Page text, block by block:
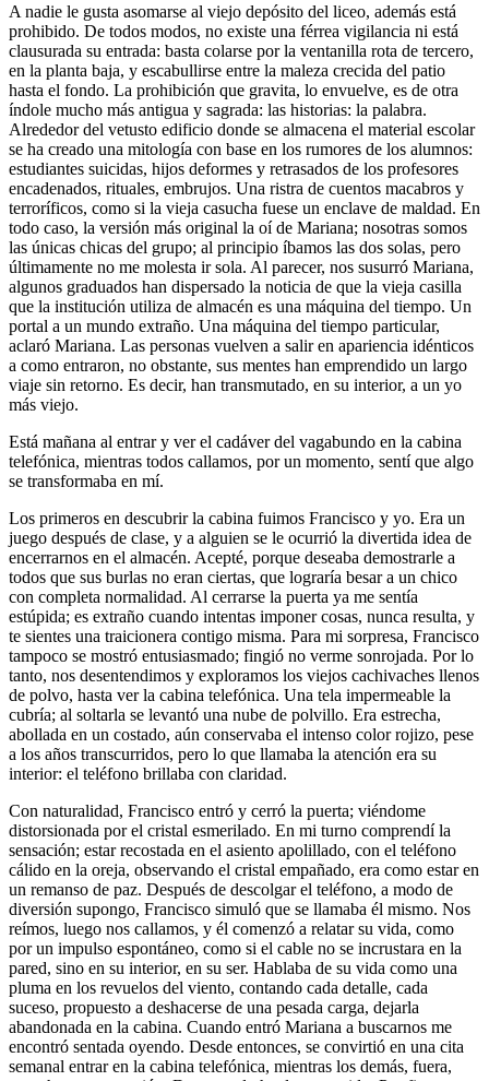
A nadie le gusta asomarse al viejo depósito del liceo, además está
prohibido. De todos modos, no existe una férrea vigilancia ni está
clausurada su entrada: basta colarse por la ventanilla rota de tercero,
en la planta baja, y escabullirse entre la maleza crecida del patio
hasta el fondo. La prohibición que gravita, lo envuelve, es de otra
índole mucho más antigua y sagrada: las historias: la palabra.
Alrededor del vetusto edificio donde se almacena el material escolar
se ha creado una mitología con base en los rumores de los alumnos:
estudiantes suicidas, hijos deformes y retrasados de los profesores
encadenados, rituales, embrujos. Una ristra de cuentos macabros y
terroríficos, como si la vieja casucha fuese un enclave de maldad. En
todo caso, la versión más original la oí de Mariana; nosotras somos
las únicas chicas del grupo; al principio íbamos las dos solas, pero
últimamente no me molesta ir sola. Al parecer, nos susurró Mariana,
algunos graduados han dispersado la noticia de que la vieja casilla
que la institución utiliza de almacén es una máquina del tiempo. Un
portal a un mundo extraño. Una máquina del tiempo particular,
aclaró Mariana. Las personas vuelven a salir en apariencia idénticos
a como entraron, no obstante, sus mentes han emprendido un largo
viaje sin retorno. Es decir, han transmutado, en su interior, a un yo
más viejo.
Está mañana al entrar y ver el cadáver del vagabundo en la cabina
telefónica, mientras todos callamos, por un momento, sentí que algo
se transformaba en mí.
Los primeros en descubrir la cabina fuimos Francisco y yo. Era un
juego después de clase, y a alguien se le ocurrió la divertida idea de
encerrarnos en el almacén. Acepté, porque deseaba demostrarle a
todos que sus burlas no eran ciertas, que lograría besar a un chico
con completa normalidad. Al cerrarse la puerta ya me sentía
estúpida; es extraño cuando intentas imponer cosas, nunca resulta, y
te sientes una traicionera contigo misma. Para mi sorpresa, Francisco
tampoco se mostró entusiasmado; fingió no verme sonrojada. Por lo
tanto, nos desentendimos y exploramos los viejos cachivaches llenos
de polvo, hasta ver la cabina telefónica. Una tela impermeable la
cubría; al soltarla se levantó una nube de polvillo. Era estrecha,
abollada en un costado, aún conservaba el intenso color rojizo, pese
a los años transcurridos, pero lo que llamaba la atención era su
interior: el teléfono brillaba con claridad.
Con naturalidad, Francisco entró y cerró la puerta; viéndome
distorsionada por el cristal esmerilado. En mi turno comprendí la
sensación; estar recostada en el asiento apolillado, con el teléfono
cálido en la oreja, observando el cristal empañado, era como estar en
un remanso de paz. Después de descolgar el teléfono, a modo de
diversión supongo, Francisco simuló que se llamaba él mismo. Nos
reímos, luego nos callamos, y él comenzó a relatar su vida, como
por un impulso espontáneo, como si el cable no se incrustara en la
pared, sino en su interior, en su ser. Hablaba de su vida como una
pluma en los revuelos del viento, contando cada detalle, cada
suceso, propuesto a deshacerse de una pesada carga, dejarla
abandonada en la cabina. Cuando entró Mariana a buscarnos me
encontró sentada oyendo. Desde entonces, se convirtió en una cita
semanal entrar en la cabina telefónica, mientras los demás, fuera,